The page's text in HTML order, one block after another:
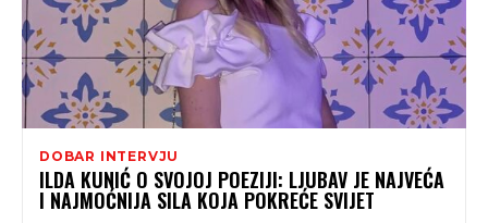
DOBAR INTERVJU
ILDA KUNIĆ O SVOJOJ POEZIJI: LJUBAV JE NAJVEĆA
I NAJMOĆNIJA SILA KOJA POKREĆE SVIJET